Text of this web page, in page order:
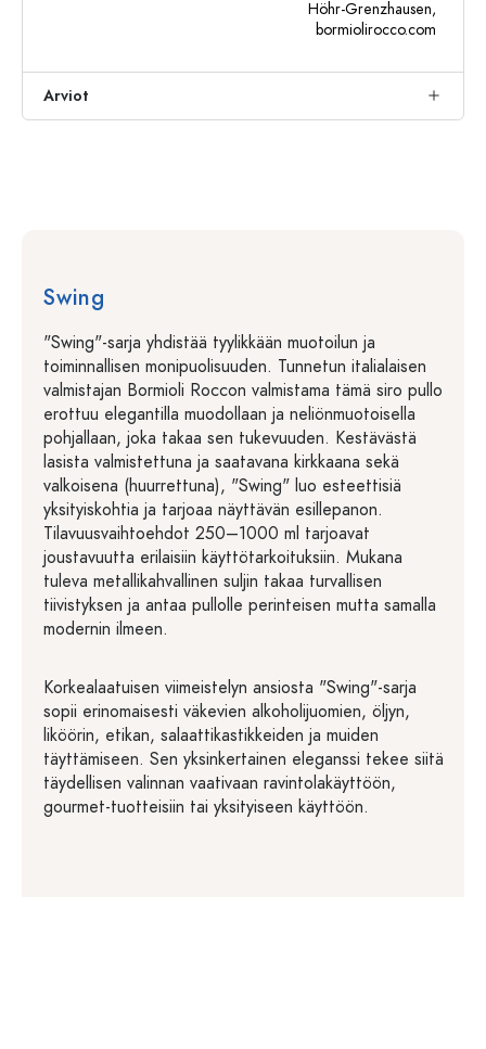
Höhr-Grenzhausen,
bormiolirocco.com
Arviot
Swing
"Swing"-sarja yhdistää tyylikkään muotoilun ja
toiminnallisen monipuolisuuden. Tunnetun italialaisen
valmistajan Bormioli Roccon valmistama tämä siro pullo
erottuu elegantilla muodollaan ja neliönmuotoisella
pohjallaan, joka takaa sen tukevuuden. Kestävästä
lasista valmistettuna ja saatavana kirkkaana sekä
valkoisena (huurrettuna), "Swing" luo esteettisiä
yksityiskohtia ja tarjoaa näyttävän esillepanon.
Tilavuusvaihtoehdot 250–1000 ml tarjoavat
joustavuutta erilaisiin käyttötarkoituksiin. Mukana
tuleva metallikahvallinen suljin takaa turvallisen
tiivistyksen ja antaa pullolle perinteisen mutta samalla
modernin ilmeen.
Korkealaatuisen viimeistelyn ansiosta "Swing"-sarja
sopii erinomaisesti väkevien alkoholijuomien, öljyn,
liköörin, etikan, salaattikastikkeiden ja muiden
täyttämiseen. Sen yksinkertainen eleganssi tekee siitä
täydellisen valinnan vaativaan ravintolakäyttöön,
gourmet-tuotteisiin tai yksityiseen käyttöön.